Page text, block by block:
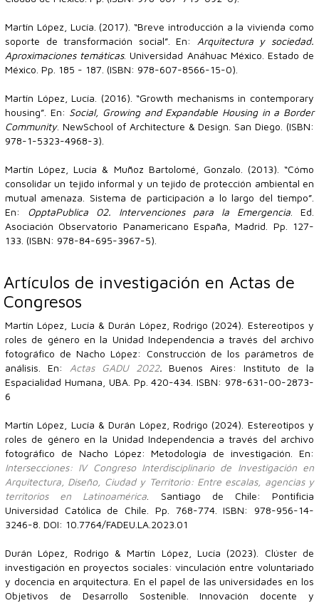
Martín López, Lucía. (2017). “Breve introducción a la vivienda como
soporte de transformación social”. En: Arquitectura y sociedad.
Aproximaciones temáticas. Universidad Anáhuac México. Estado de
México. Pp. 185 - 187. (ISBN: 978-607-8566-15-0).
Martín López, Lucía. (2016). “Growth mechanisms in contemporary
housing”. En: Social, Growing and Expandable Housing in a Border
Community. NewSchool of Architecture & Design. San Diego. (ISBN:
978-1-5323-4968-3).
Martín López, Lucía & Muñoz Bartolomé, Gonzalo. (2013). “Cómo
consolidar un tejido informal y un tejido de protección ambiental en
mutual amenaza. Sistema de participación a lo largo del tiempo”.
En: OpptaPublica 02. Intervenciones para la Emergencia . Ed.
Asociación Observatorio Panamericano España, Madrid. Pp. 127-
133. (ISBN: 978-84-695-3967-5).
Artículos de investigación en Actas de
Congresos
Martín López, Lucía & Durán López, Rodrigo (2024). Estereotipos y
roles de género en la Unidad Independencia a través del archivo
fotográfico de Nacho López: Construcción de los parámetros de
análisis. En: Actas GADU 2022. Buenos Aires: Instituto de la
Espacialidad Humana, UBA. Pp. 420-434. ISBN: 978-631-00-2873-
6
Martín López, Lucía & Durán López, Rodrigo (2024). Estereotipos y
roles de género en la Unidad Independencia a través del archivo
fotográfico de Nacho López: Metodología de investigación. En:
Intersecciones: IV Congreso Interdisciplinario de Investigación en
Arquitectura, Diseño, Ciudad y Territorio: Entre escalas, agencias y
territorios en Latinoamérica . Santiago de Chile: Pontificia
Universidad Católica de Chile. Pp. 768-774. ISBN: 978-956-14-
3246-8. DOI: 10.7764/FADEU.LA.2023.01
Durán López, Rodrigo & Martín López, Lucía (2023). Clúster de
investigación en proyectos sociales: vinculación entre voluntariado
y docencia en arquitectura. En el papel de las universidades en los
Objetivos de Desarrollo Sostenible. Innovación docente y